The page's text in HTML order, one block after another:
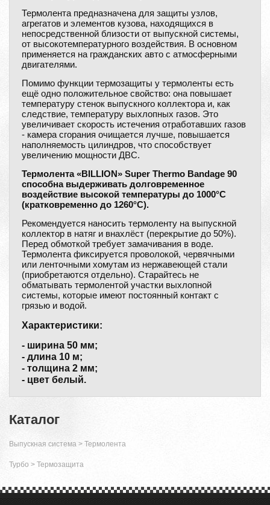
Термолента предназначена для защиты узлов,
агрегатов и элементов кузова, находящихся в
непосредственной близости от выпускной системы,
от высокотемпературного воздействия. В основном
применяется на гражданских авто с атмосферными
двигателями.
Помимо функции термозащиты у термоленты есть
ещё одно положительное свойство: она повышает
температуру стенок выпускного коллектора и, как
следствие, температуру выхлопных газов. Это
увеличивает скорость истечения отработавших газов
- камера сгорания очищается лучше, повышается
наполняемость цилиндров, что способствует
увеличению мощности ДВС.
Термолента «BILLION» Super Thermo Bandage 90
способна выдерживать долговременное
воздействие высокой температуры до 1000°С
(кратковременно до 1260°С).
Рекомендуется наносить термоленту на выпускной
коллектор в натяг и внахлёст (перекрытие до 50%).
Перед обмоткой требует замачивания в воде.
Термолента фиксируется проволокой, червячными
или ленточными хомутам из нержавеющей стали
(приобретаются отдельно). Старайтесь не
обматывать термолентой участки выхлопной
системы, которые имеют постоянный контакт с
грязью и водой.
Характеристики:
- ширина 50 мм;
- длина 10 м;
- толщина 2 мм;
- цвет белый.
Каталог
Выпускная система > Термолента
Турбо > Термозащита